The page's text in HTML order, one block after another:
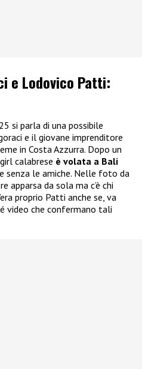
e Lodovico Patti:
si parla di una possibile
e il giovane imprenditore
in Costa Azzurra. Dopo un
calabrese è volata a Bali
senza le amiche. Nelle foto da
apparsa da sola ma c’è chi
proprio Patti anche se, va
video che confermano tali